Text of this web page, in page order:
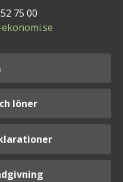
75 00
löner